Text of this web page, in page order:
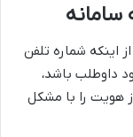
سامانه
اینکه شماره تلفن
داوطلب باشد،
هویت را با مشکل